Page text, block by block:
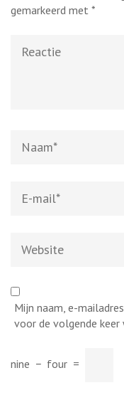
gemarkeerd met *
mail*
Mijn naam, e-
voor de volgende keer
nine − four =